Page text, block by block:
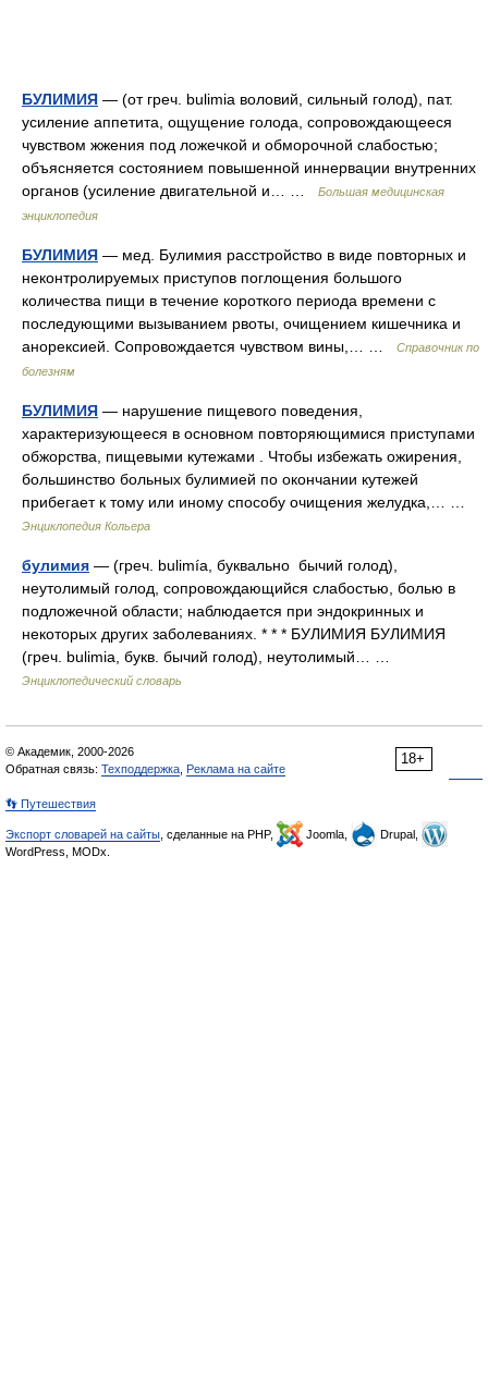
БУЛИМИЯ — (от греч. bulimia воловий, сильный голод), пат.
усиление аппетита, ощущение голода, сопровождающееся
чувством жжения под ложечкой и обморочной слабостью;
объясняется состоянием повышенной иннервации внутренних
органов (усиление двигательной и… …
Большая медицинская
энциклопедия
БУЛИМИЯ — мед. Булимия расстройство в виде повторных и
неконтролируемых приступов поглощения большого
количества пищи в течение короткого периода времени с
последующими вызыванием рвоты, очищением кишечника и
анорексией. Сопровождается чувством вины,… …
Справочник по
болезням
БУЛИМИЯ — нарушение пищевого поведения,
характеризующееся в основном повторяющимися приступами
обжорства, пищевыми кутежами . Чтобы избежать ожирения,
большинство больных булимией по окончании кутежей
прибегает к тому или иному способу очищения желудка,… …
Энциклопедия Кольера
булимия — (греч. bulimía, буквально бычий голод),
неутолимый голод, сопровождающийся слабостью, болью в
подложечной области; наблюдается при эндокринных и
некоторых других заболеваниях. * * * БУЛИМИЯ БУЛИМИЯ
(греч. bulimia, букв. бычий голод), неутолимый… …
Энциклопедический словарь
18+
© Академик, 2000-2026
Обратная связь: Техподдержка Реклама на сайте
👣 Путешествия
Экспорт словарей на сайты , сделанные на PHP, Joomla,
Drupal,
WordPress, MODx.